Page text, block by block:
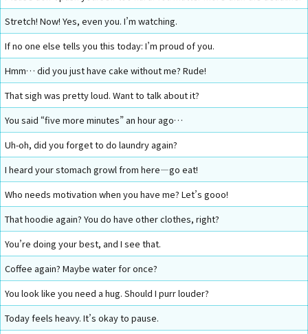
Stretch! Now! Yes, even you. I’m watching.
If no one else tells you this today: I’m proud of you.
Hmm… did you just have cake without me? Rude!
That sigh was pretty loud. Want to talk about it?
You said “five more minutes” an hour ago…
Uh-oh, did you forget to do laundry again?
I heard your stomach growl from here—go eat!
Who needs motivation when you have me? Let’s gooo!
That hoodie again? You do have other clothes, right?
You’re doing your best, and I see that.
Coffee again? Maybe water for once?
You look like you need a hug. Should I purr louder?
Today feels heavy. It’s okay to pause.